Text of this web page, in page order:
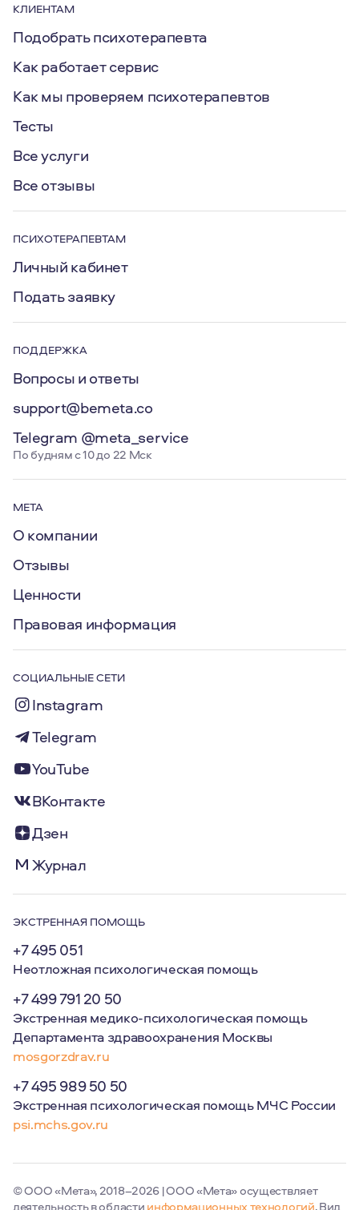
КЛИЕНТАМ
Подобрать психотерапевта
Как работает сервис
Как мы проверяем психотерапевтов
Тесты
Все услуги
Все отзывы
ПСИХОТЕРАПЕВТАМ
Личный кабинет
Подать заявку
ПОДДЕРЖКА
Вопросы и ответы
support@bemeta.co
Telegram @meta_service
По будням с 10 до 22 Мск
МЕТА
О компании
Отзывы
Ценности
Правовая информация
СОЦИАЛЬНЫЕ СЕТИ
Instagram
Telegram
YouTube
ВКонтакте
Дзен
Журнал
ЭКСТРЕННАЯ ПОМОЩЬ
+7 495 051
Неотложная психологическая помощь
+7 499 791 20 50
Экстренная медико-психологическая помощь
Департамента здравоохранения Москвы
mosgorzdrav.ru
+7 495 989 50 50
Экстренная психологическая помощь МЧС России
psi.mchs.gov.ru
© ООО «Мета», 2018–2026 | ООО «Мета» осуществляет